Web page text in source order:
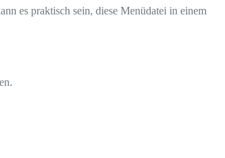
es praktisch sein, diese Menüdatei in einem